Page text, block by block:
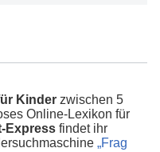
Kinder zwischen 5
Online-Lexikon für
Express findet ihr
„Frag